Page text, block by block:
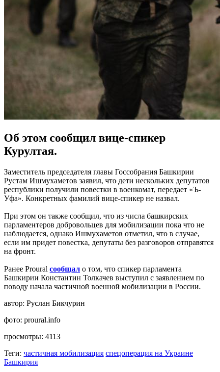
Об этом сообщил вице-спикер
Курултая.
Заместитель председателя главы Госсобрания Башкирии
Рустам Ишмухаметов заявил, что дети нескольких депутатов
республики получили повестки в военкомат, передает «Ъ-
Уфа». Конкретных фамилий вице-спикер не назвал.
При этом он также сообщил, что из числа башкирских
парламентеров добровольцев для мобилизации пока что не
наблюдается, однако Ишмухаметов отметил, что в случае,
если им придет повестка, депутаты без разговоров отправятся
на фронт.
Ранее Proural сообщал о том, что спикер парламента
Башкирии Константин Толкачев выступил с заявлением по
поводу начала частичной военной мобилизации в России.
автор: Руслан Бикчурин
фото: proural.info
просмотры: 4113
Теги: частичная мобилизация спецоперация на Украине
Башкирия